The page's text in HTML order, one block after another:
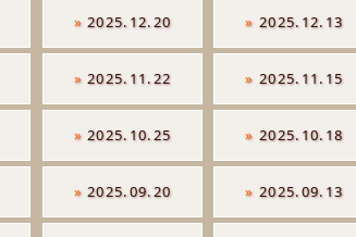
»2025.12.20 »2025.12.13
»2025.11.22 »2025.11.15
»2025.10.25 »2025.10.18
»2025.09.20 »2025.09.13